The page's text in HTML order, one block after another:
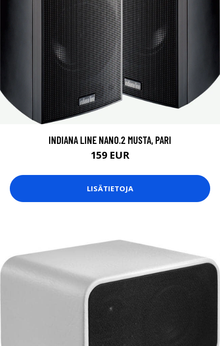
INDIANA LINE NANO.2 MUSTA, PARI
159 EUR
LISÄTIETOJA